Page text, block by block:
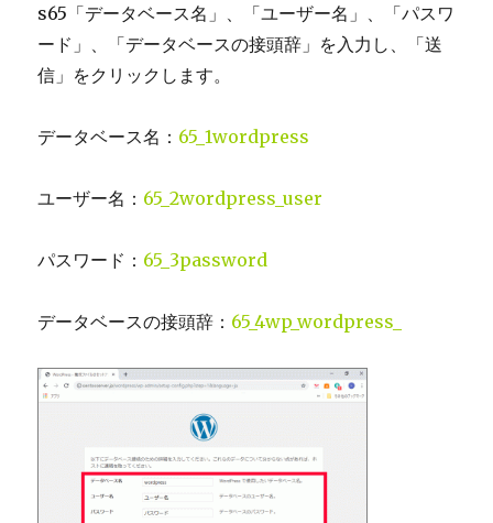
s65「データベース名」、「ユーザー名」、「パスワ
ード」、「データベースの接頭辞」を入力し、「送
信」をクリックします。
データベース名： 65_1wordpress
ユーザー名： 65_2wordpress_user
パスワード： 65_3password
データベースの接頭辞： 65_4wp_wordpress